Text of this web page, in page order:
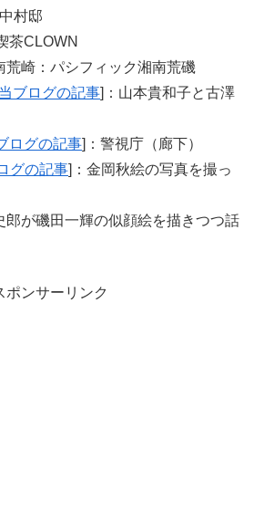
中村邸
茶CLOWN
荒崎：パシフィック湘南荒磯
当ブログの記事 ]：山本貴和子と古澤
ログの記事 ]：警視庁（廊下）
グの記事 ]：金岡秋絵の写真を撮っ
郎が磯田一輝の似顔絵を描きつつ話
ポンサーリンク